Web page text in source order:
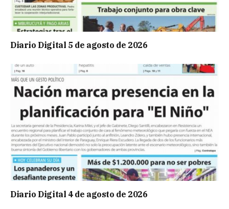
Diario Digital 5 de agosto de 2026
Diario Digital 4 de agosto de 2026